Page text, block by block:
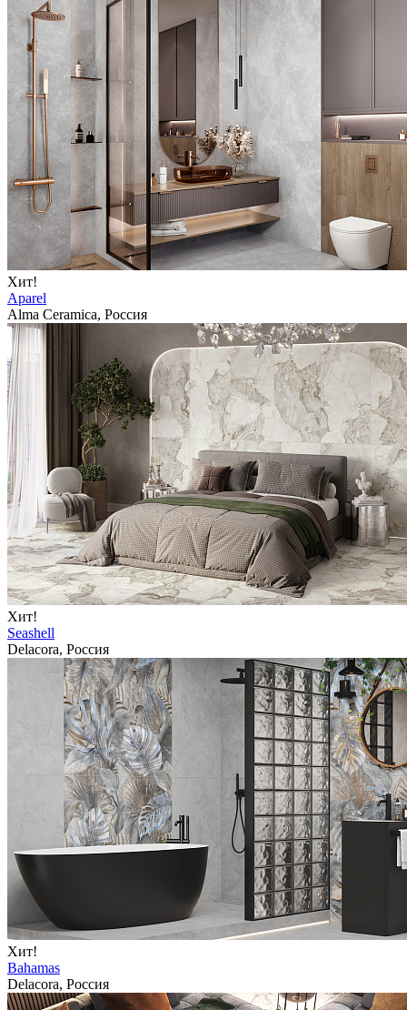
Хит!
Aparel
Alma Ceramica, Россия
Хит!
Seashell
Delacora, Россия
Хит!
Bahamas
Delacora, Россия